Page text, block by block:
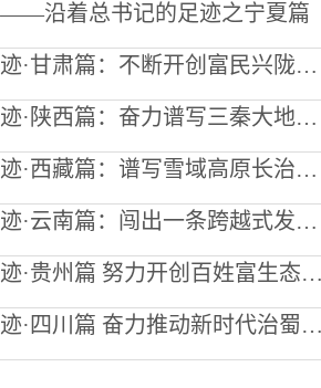
沿着总书记的足迹之宁夏篇
沿着总书记的足迹·甘肃篇：不断开创富民兴陇新局面
沿着总书记的足迹·陕西篇：奋力谱写三秦大地高质量发展新篇章
沿着总书记的足迹·西藏篇：谱写雪域高原长治久安和高质量发展新篇章
沿着总书记的足迹·云南篇：闯出一条跨越式发展的路子
沿着总书记的足迹·贵州篇 努力开创百姓
沿着总书记的足迹·四川篇 奋力推动新时代